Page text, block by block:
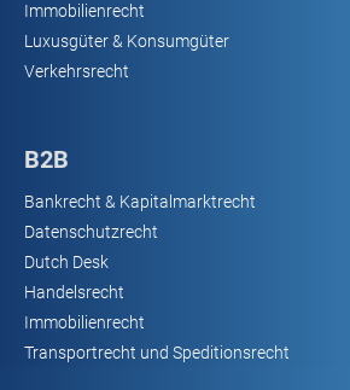
Immobilienrecht
Luxusgüter & Konsumgüter
Verkehrsrecht
B2B
Bankrecht & Kapitalmarktrecht
Datenschutzrecht
Dutch Desk
Handelsrecht
Immobilienrecht
Transportrecht und Speditionsrecht